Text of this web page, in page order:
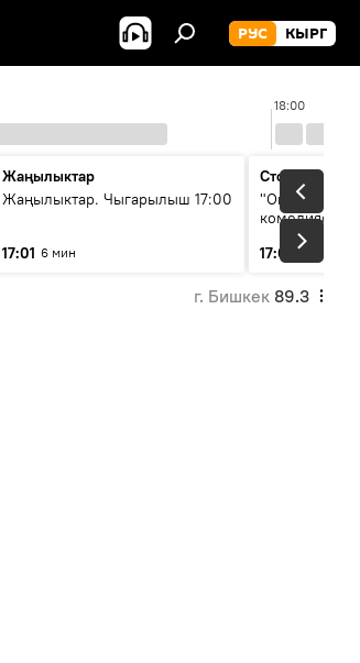
РУС КЫРГ
18:00
Жаңылыктар
Жаңылыктар. Чыгарылыш 17:00
17:01 6 мин
Стоп кадр
"Окен ава" —
комедиясы
17:07
34 мин
г. Бишкек 89.3